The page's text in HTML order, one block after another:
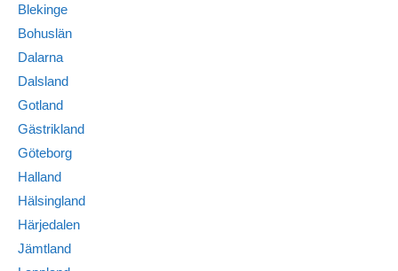
Blekinge
Bohuslän
Dalarna
Dalsland
Gotland
Gästrikland
Göteborg
Halland
Hälsingland
Härjedalen
Jämtland